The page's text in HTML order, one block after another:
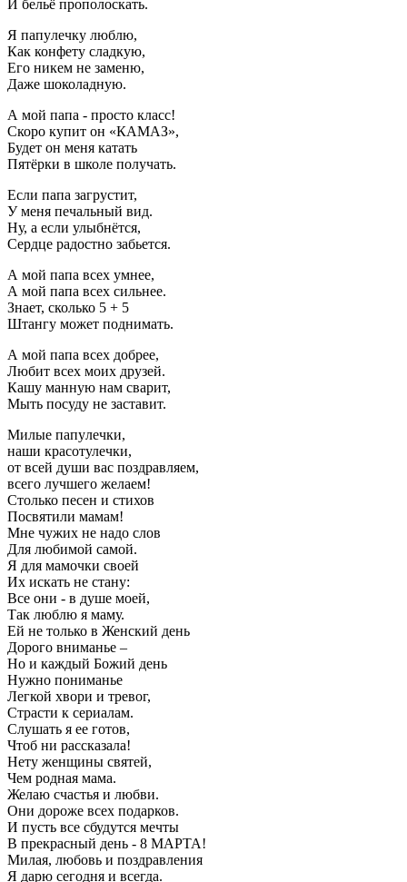
И бельё пpoполоскать.
Я пaпyлечку люблю,
Как конфету сладкую,
Его никем не заменю,
Даже шоколадную.
А мой папа - просто класс!
Скоро купит он «КАМАЗ»,
Будет он меня катать
Пятёрки в школе получать.
Если папа загрустит,
У меня печальный вид.
Ну, а если улыбнётся,
Сердце радостно забьется.
А мой папа всех умнее,
А мой папа всех сильнее.
Знает, сколько 5 + 5
Штангу может поднимать.
А мой папа всех добрее,
Любит всех моих друзей.
Кашу манную нам сварит,
Мыть посуду не заставит.
Милые пaпyлечки,
наши красотулечки,
от всей души вас поздравляем,
всего лучшего желаем!
Столько песен и стихов
Посвятили мамам!
Мне чужих не надо слов
Для любимой самой.
Я для мамочки своей
Их искать не стану:
Все они - в душе моей,
Так люблю я маму.
Ей не только в Женский день
Дорого вниманье –
Но и каждый Божий день
Нужно пониманье
Легкой хвори и тревог,
Страсти к сериалам.
Слушать я ее готов,
Чтоб ни рассказала!
Нету женщины святей,
Чем родная мама.
Желаю счастья и любви.
Они дороже всех подарков.
И пусть все сбудутся мечты
В прекрасный день - 8 МАРТА!
Милая, любовь и поздравления
Я дарю сегодня и всегда.